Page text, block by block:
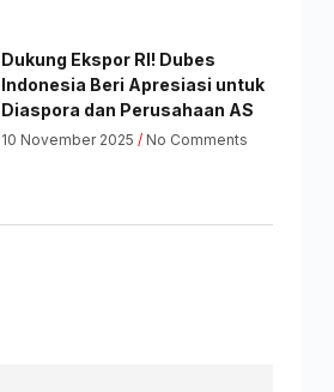
Dukung Ekspor RI! Dubes
Indonesia Beri Apresiasi untuk
Diaspora dan Perusahaan AS
10 November 2025 No Comments